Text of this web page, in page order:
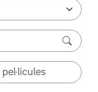
pel·lícules